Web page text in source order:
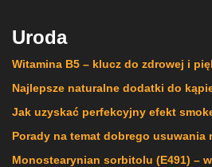
Uroda
Witamina B5 – klucz do zdrowej i
Najlepsze naturalne dodatki do
Jak uzyskać perfekcyjny efekt
Porady na temat dobrego usuwania
Monostearynian sorbitolu (E491) –